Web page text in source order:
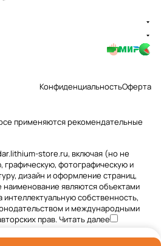
КонфиденциальностьОферта
применяютсярекомендательные
store.ru, включая (но не
графическую, фотографическую и
дизайн и оформление страниц,
являются объектами
интеллектуальную собственность,
и международными
прав.Читать далее